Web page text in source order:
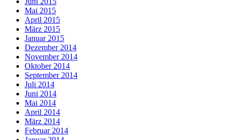
Mai 2015
April 2015
März 2015
Januar 2015
Dezember 2014
November 2014
Oktober 2014
September 2014
Juli 2014
Juni 2014
Mai 2014
April 2014
März 2014
Februar 2014